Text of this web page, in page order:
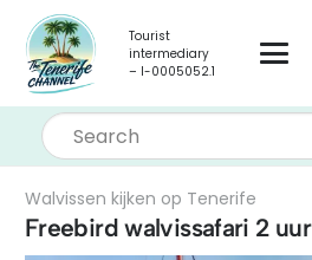
Tourist
intermediary
– I-0005052.1
Walvissen kijken op Tenerife
Freebird walvissafari 2 uur